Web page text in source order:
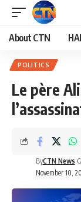
About CTN
POLITICS
Le père
November 10,
ByCTN News